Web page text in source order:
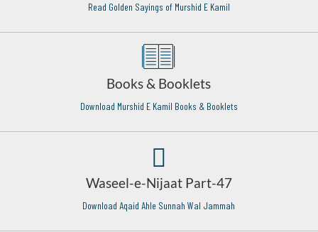
Read Golden Sayings of Murshid E Kamil
Books & Booklets
Download Murshid E Kamil Books & Booklets
Waseel-e-Nijaat Part-47
Download Aqaid Ahle Sunnah Wal Jammah